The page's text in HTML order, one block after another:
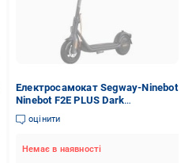
Електросамокат Segway-Ninebot
Ninebot F2E PLUS Dark
Grey/Orange (AA.05.12.02.0003)
оцінити
Немає в наявності